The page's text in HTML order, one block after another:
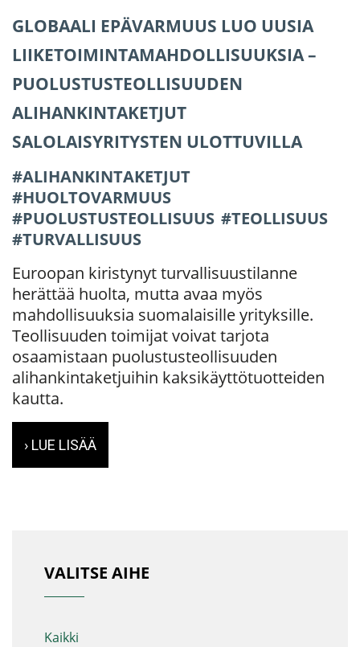
GLOBAALI EPÄVARMUUS LUO UUSIA
LIIKETOIMINTAMAHDOLLISUUKSIA –
PUOLUSTUSTEOLLISUUDEN
ALIHANKINTAKETJUT
SALOLAISYRITYSTEN ULOTTUVILLA
ALIHANKINTAKETJUT
HUOLTOVARMUUS
PUOLUSTUSTEOLLISUUS
TEOLLISUUS
TURVALLISUUS
Euroopan kiristynyt turvallisuustilanne
herättää huolta, mutta avaa myös
mahdollisuuksia suomalaisille yrityksille.
Teollisuuden toimijat voivat tarjota
osaamistaan puolustusteollisuuden
alihankintaketjuihin kaksikäyttötuotteiden
kautta.
› LUE LISÄÄ
VALITSE AIHE
Kaikki